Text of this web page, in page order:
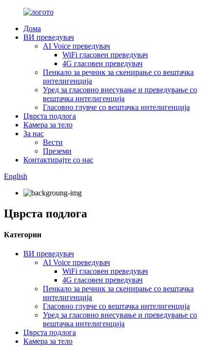
Дома
ВИ преведувач
AI Voice преведувач
WiFi гласовен преведувач
4G гласовен преведувач
Пенкало за речник за скенирање со вештачка
интелигенција
Уред за гласовно внесување и преведување со
вештачка интелигенција
Гласовно глувче со вештачка интелигенција
Цврста подлога
Камера за тело
За нас
Вести
Преземи
Контактирајте со нас
English
Цврста подлога
Категории
ВИ преведувач
AI Voice преведувач
WiFi гласовен преведувач
4G гласовен преведувач
Пенкало за речник за скенирање со вештачка
интелигенција
Гласовно глувче со вештачка интелигенција
Уред за гласовно внесување и преведување со
вештачка интелигенција
Цврста подлога
Камера за тело